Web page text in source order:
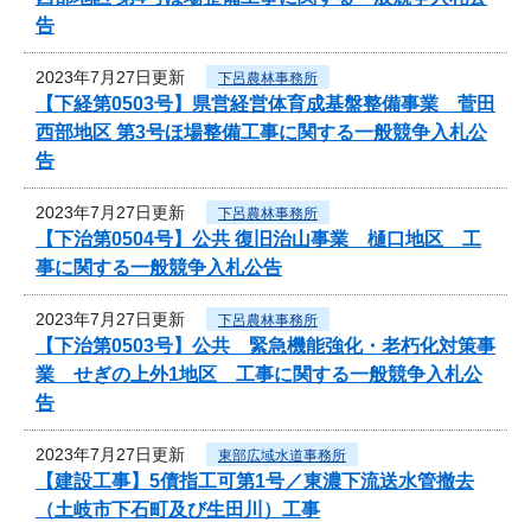
告
2023年7月27日更新 下呂農林事務所
【下経第0503号】県営経営体育成基盤整備事業 菅田
西部地区 第3号ほ場整備工事に関する一般競争入札公
告
2023年7月27日更新 下呂農林事務所
【下治第0504号】公共 復旧治山事業 樋口地区 工
事に関する一般競争入札公告
2023年7月27日更新 下呂農林事務所
【下治第0503号】公共 緊急機能強化・老朽化対策事
業 せぎの上外1地区 工事に関する一般競争入札公
告
2023年7月27日更新 東部広域水道事務所
【建設工事】5債指工可第1号／東濃下流送水管撤去
（土岐市下石町及び生田川）工事